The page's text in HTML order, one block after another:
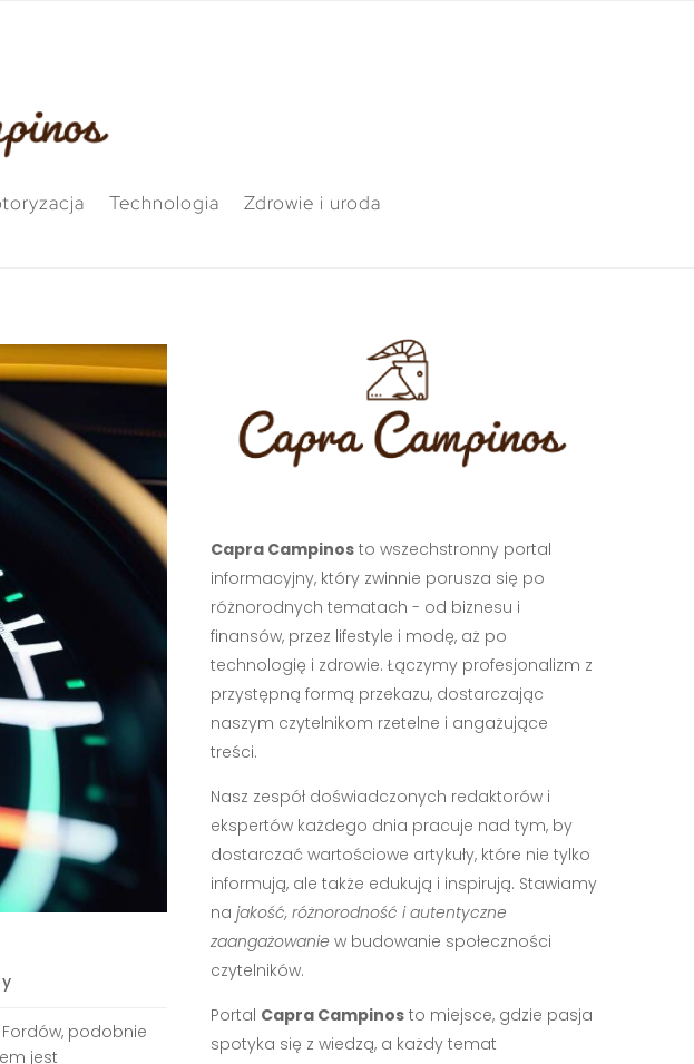
Technologia Zdrowie i uroda
podobnie
jest
Capra Campinosto wszechstronny portal
informacyjny, który zwinnie porusza się po
różnorodnych tematach - od biznesu i
finansów, przez lifestyle i modę, aż po
technologię i zdrowie. Łączymy profesjonalizm z
przystępną formą przekazu, dostarczając
naszym czytelnikom rzetelne i angażujące
treści.
Nasz zespół doświadczonych redaktorów i
ekspertów każdego dnia pracuje nad tym, by
dostarczać wartościowe artykuły, które nie tylko
informują, ale także edukują i inspirują. Stawiamy
na jakość, różnorodność i autentyczne
zaangażowanie w budowanie społeczności
czytelników.
Portal Capra Campinosto miejsce, gdzie pasja
spotyka się z wiedzą, a każdy temat